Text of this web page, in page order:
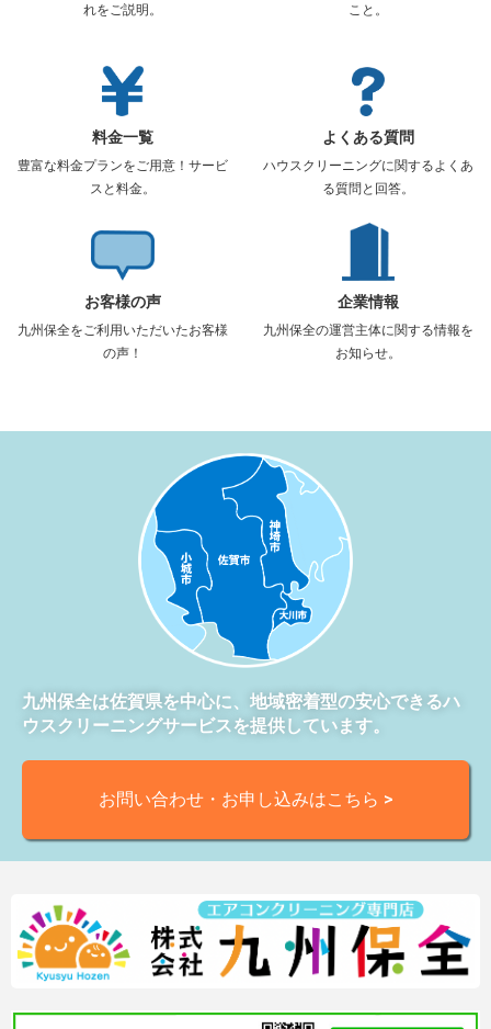
れをご説明。
こと。
料金一覧
豊富な料金プランをご用意！サービ
スと料金。
よくある質問
ハウスクリーニングに関するよくあ
る質問と回答。
お客様の声
九州保全をご利用いただいたお客様
の声！
企業情報
九州保全の運営主体に関する情報を
お知らせ。
九州保全は佐賀県を中心に、地域密着型の安心できるハ
ウスクリーニングサービスを提供しています。
お問い合わせ・お申し込みはこちら >